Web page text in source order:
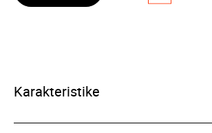
Karakteristike